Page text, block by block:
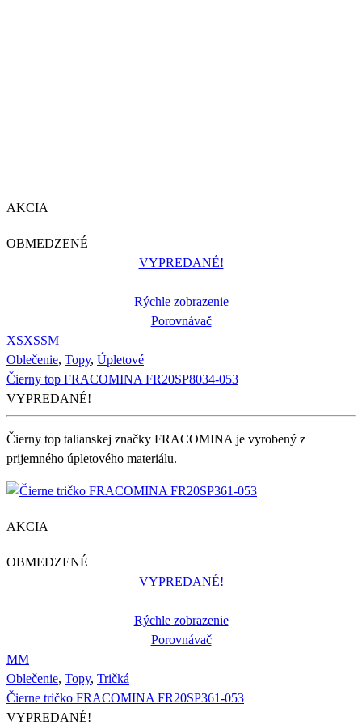
AKCIA
OBMEDZENÉ
VYPREDANÉ!
Rýchle zobrazenie
Porovnávač
XSXSSM
Oblečenie, Topy, Úpletové
Čierny top FRACOMINA FR20SP8034-053
VYPREDANÉ!
Čierny top talianskej značky FRACOMINA je vyrobený z
prijemného úpletového materiálu.
AKCIA
OBMEDZENÉ
VYPREDANÉ!
Rýchle zobrazenie
Porovnávač
MM
Oblečenie, Topy, Tričká
Čierne tričko FRACOMINA FR20SP361-053
VYPREDANÉ!